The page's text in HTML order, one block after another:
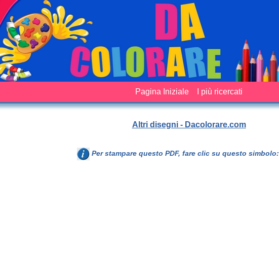
Pagina Iniziale I più ricercati
Altri disegni - Dacolorare.com
Per stampare questo PDF, fare clic su questo simbolo: